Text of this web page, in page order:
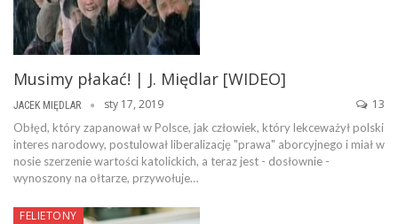
Musimy płakać! | J. Międlar [WIDEO]
JACEK MIĘDLAR sty 17, 2019 13
Obłęd, który zapanował w Polsce, jak człowiek, który lekceważył polski
interes narodowy, postulował liberalizację "prawa" aborcyjnego i miał w
nosie szerzenie wartości katolickich, a teraz jest - dosłownie -
wynoszony na ołtarze, przywołuje…
FELIETONY